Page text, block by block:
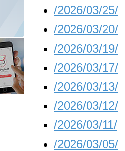
/2026/03/25/
/2026/03/20/
/2026/03/19/
/2026/03/17/
/2026/03/13/
/2026/03/12/
/2026/03/11/
/2026/03/05/